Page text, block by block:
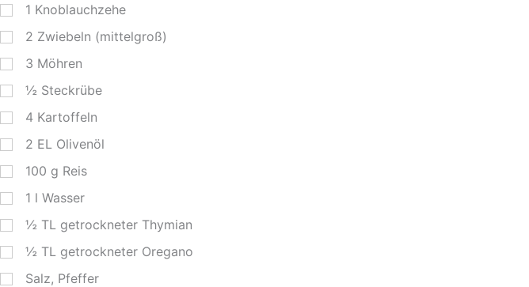
1 Knoblauchzehe
2 Zwiebeln (mittelgroß)
3 Möhren
½ Steckrübe
4 Kartoffeln
2 EL Olivenöl
100 g Reis
1 l Wasser
½ TL getrockneter Thymian
½ TL getrockneter Oregano
Salz, Pfeffer